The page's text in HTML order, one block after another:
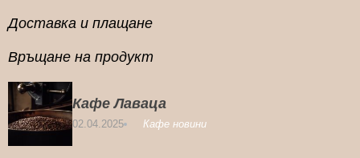
Доставка и плащане
Връщане на продукт
Кафе Лаваца
02.04.2025 Кафе новини